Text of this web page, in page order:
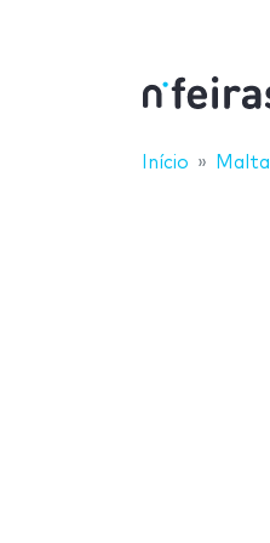
Início Malta